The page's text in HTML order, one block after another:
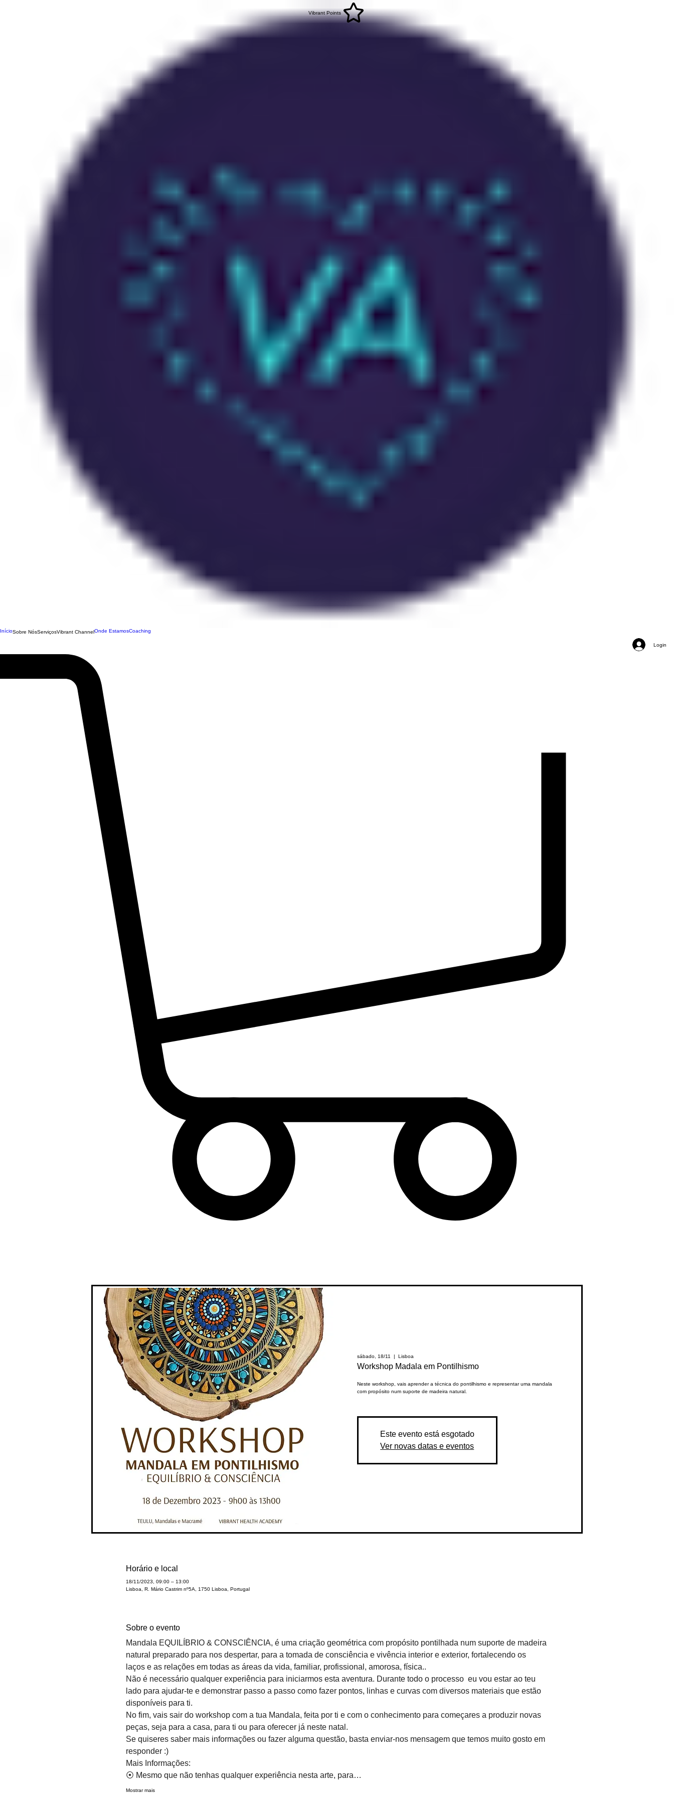
InícioSobre NósServiçosVibrant ChannelOnde EstamosCoaching
Login
sábado, 18/11
  |
Lisboa
Workshop Madala em Pontilhismo
Neste workshop, vais aprender a técnica do pontilhismo e representar uma mandala
com propósito num suporte de madeira natural.
Este evento está esgotado
Ver novas datas e eventos
Horário e local
18/11/2023, 09:00 – 13:00
Lisboa, R. Mário Castrim nº5A, 1750 Lisboa, Portugal
Sobre o evento
Mandala EQUILÍBRIO & CONSCIÊNCIA, é uma criação geométrica com propósito pontilhada num suporte de madeira
natural preparado para nos despertar, para a tomada de consciência e vivência interior e exterior, fortalecendo os
laços e as relações em todas as áreas da vida, familiar, profissional, amorosa, física..
Não é necessário qualquer experiência para iniciarmos esta aventura. Durante todo o processo  eu vou estar ao teu
lado para ajudar-te e demonstrar passo a passo como fazer pontos, linhas e curvas com diversos materiais que estão
disponíveis para ti.
No fim, vais sair do workshop com a tua Mandala, feita por ti e com o conhecimento para começares a produzir novas
peças, seja para a casa, para ti ou para oferecer já neste natal.
Se quiseres saber mais informações ou fazer alguma questão, basta enviar-nos mensagem que temos muito gosto em
responder :)
Mais Informações:
⦿ Mesmo que não tenhas qualquer experiência nesta arte, para…
Mostrar mais
Vibrant Points